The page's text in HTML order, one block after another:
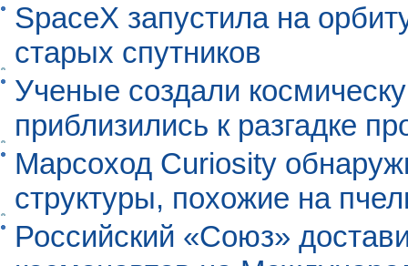
SpaceX запустила на
старых спутников
Ученые создали
приблизились к разгадке
Марсоход Curiosity
структуры, похожие на
Российский «Союз»